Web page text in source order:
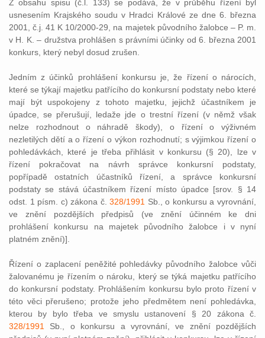
Z obsahu spisu (č.l. 133) se podává, že v průběhu řízení byl
usnesením Krajského soudu v Hradci Králové ze dne 6. března
2001, č.j. 41 K 10/2000-29, na majetek původního žalobce – P. m.
v H. K. – družstva prohlášen s právními účinky od 6. března 2001
konkurs, který nebyl dosud zrušen.
Jedním z účinků prohlášení konkursu je, že řízení o nárocích,
které se týkají majetku patřícího do konkursní podstaty nebo které
mají být uspokojeny z tohoto majetku, jejichž účastníkem je
úpadce, se přerušují, ledaže jde o trestní řízení (v němž však
nelze rozhodnout o náhradě škody), o řízení o výživném
nezletilých dětí a o řízení o výkon rozhodnutí; s výjimkou řízení o
pohledávkách, které je třeba přihlásit v konkursu (§ 20), lze v
řízení pokračovat na návrh správce konkursní podstaty,
popřípadě ostatních účastníků řízení, a správce konkursní
podstaty se stává účastníkem řízení místo úpadce [srov. § 14
odst. 1 písm. c) zákona č.328/1991 Sb., o konkursu a vyrovnání,
ve znění pozdějších předpisů (ve znění účinném ke dni
prohlášení konkursu na majetek původního žalobce i v nyní
platném znění)].
Řízení o zaplacení peněžité pohledávky původního žalobce vůči
žalovanému je řízením o nároku, který se týká majetku patřícího
do konkursní podstaty. Prohlášením konkursu bylo proto řízení v
této věci přerušeno; protože jeho předmětem není pohledávka,
kterou by bylo třeba ve smyslu ustanovení § 20 zákona č.
328/1991
Sb., o konkursu a vyrovnání, ve znění pozdějších